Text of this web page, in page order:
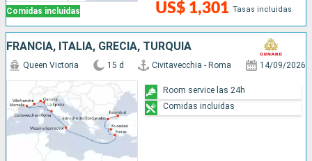
Comidas incluidas US$ 1,301 Tasas incluidas
FRANCIA, ITALIA, GRECIA, TURQUÍA
Queen Victoria 15 d Civitavecchia - Roma 14/09/2026
Room service las 24h
Comidas incluidas